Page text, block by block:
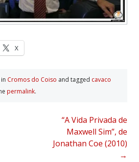
X
Cromos do Coiso and tagged cavaco
permalink.
“A Vida Privada de
Maxwell Sim”, de
Jonathan Coe (2010)
→